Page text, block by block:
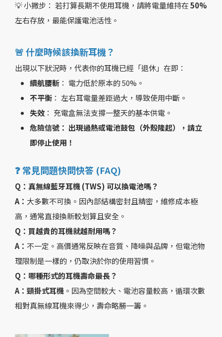
💡 小撇步： 若打算長期不使用耳機，請將電量維持在50%
左右存放，最能保護電池活性。
🚨 什麼時候該換新耳機？
出現以下狀況時，代表你的耳機已經「退休」在即：
續航腰斬 ： 電力低於原本的 50%。
不平衡 ： 左右耳電量差距過大，導致使用中斷。
失效 ： 充電盒無法支撐一整天的基本供電。
危險信號： 出現過熱或電池鼓包（外殼隆起），請立
即停止使用！
❓ 常見問題快問快答 (FAQ)
Q：真無線藍牙耳機 (TWS) 可以換電池嗎？
A： 大多數不可換。因內部結構密封且精密，維修成本極
高，通常直接換新較划算且安全。
Q：買越貴的耳機就越耐用嗎？
A： 不一定。高價通常反映在音質、降噪與品牌，但電池物
理限制是一樣的，仍取決於你的使用習慣。
Q：哪種形式的耳機壽命最長？
A：頸掛式耳機 。因為空間較大、電池容量較高，循環次數
相對真無線耳機來得少，壽命略勝一籌。